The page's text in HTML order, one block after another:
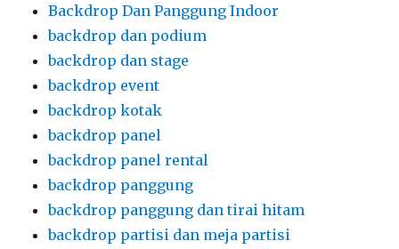
Backdrop Dan Panggung Indoor
backdrop dan podium
backdrop dan stage
backdrop event
backdrop kotak
backdrop panel
backdrop panel rental
backdrop panggung
backdrop panggung dan tirai hitam
backdrop partisi dan meja partisi